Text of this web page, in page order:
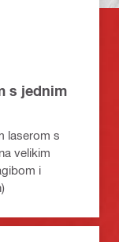
s jednim
laserom s
velikim
i